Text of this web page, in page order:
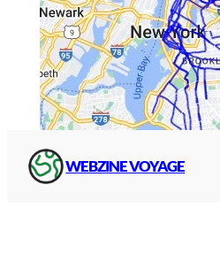
WEBZINE VOYAGE